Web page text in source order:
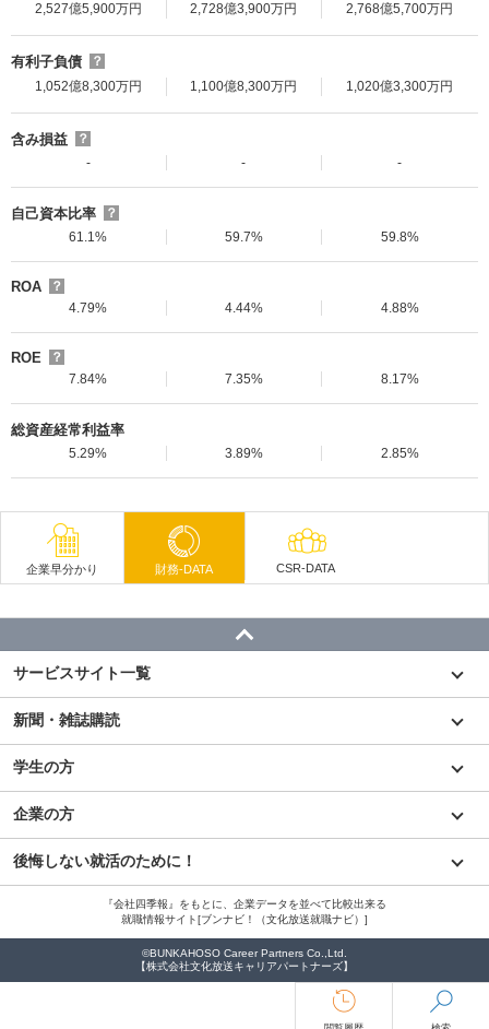
2,527億5,900万円
2,728億3,900万円 2,768億5,700万円
有利子負債
？
1,052億8,300万円
1,100億8,300万円 1,020億3,300万円
含み損益
？
-
- -
自己資本比率
？
61.1%
59.7% 59.8%
ROA
？
4.79%
4.44% 4.88%
ROE
？
7.84%
7.35% 8.17%
総資産経常利益率
5.29% 3.89% 2.85%
企業早分かり 財務-DATA CSR-DATA
サービスサイト一覧
新聞・雑誌購読
学生の方
企業の方
後悔しない就活のために！
『会社四季報』をもとに、企業データを並べて比較出来る
就職情報サイト[ブンナビ！（文化放送就職ナビ）]
©BUNKAHOSO Career Partners Co.,Ltd.
【株式会社文化放送キャリアパートナーズ】